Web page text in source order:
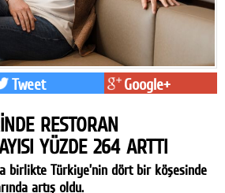
Tweet Google+
RESTORAN
YÜZDE 264 ARTTI
birlikte Türkiye’nin dört bir köşesinde
artış oldu.